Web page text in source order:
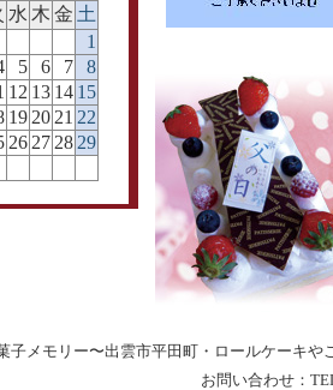
水 木 金 土
1
5 6 7
8
12 13 14 15
19 20 21 22
26 27 28 29
子メモリー〜出雲市平田町・ロールケーキや
お問い合わせ：